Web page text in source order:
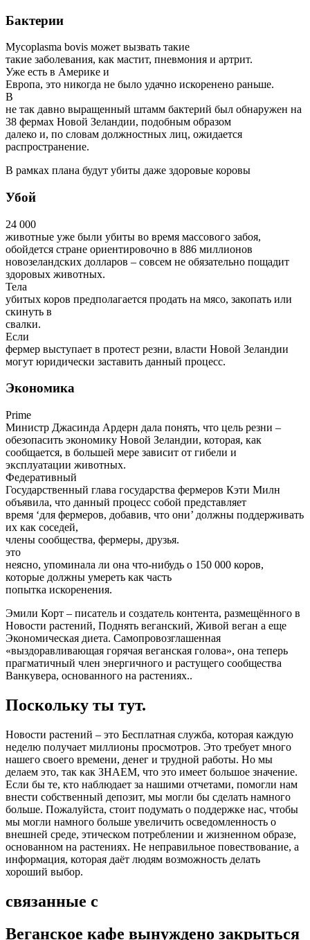
Бактерии
Mycoplasma bovis может вызвать такие
такие заболевания, как мастит, пневмония и артрит.
Уже есть в Америке и
Европа, это никогда не было удачно искоренено раньше.
В
не так давно выращенный штамм бактерий был обнаружен на
38 фермах Новой Зеландии, подобным образом
далеко и, по словам должностных лиц, ожидается
распространение.
В рамках плана будут убиты даже здоровые коровы
Убой
24 000
животные уже были убиты во время массового забоя,
обойдется стране ориентировочно в 886 миллионов
новозеландских долларов – совсем не обязательно пощадит
здоровых животных.
Тела
убитых коров предполагается продать на мясо, закопать или
скинуть в
свалки.
Если
фермер выступает в протест резни, власти Новой Зеландии
могут юридически заставить данный процесс.
Экономика
Prime
Министр Джасинда Ардерн дала понять, что цель резни –
обезопасить экономику Новой Зеландии, которая, как
сообщается, в большей мере зависит от гибели и
эксплуатации животных.
Федеративный
Государственный глава государства фермеров Кэти Милн
объявила, что данный процесс собой представляет
время ‘для фермеров, добавив, что они’ должны поддерживать
их как соседей,
члены сообщества, фермеры, друзья.
это
неясно, упоминала ли она что-нибудь о 150 000 коров,
которые должны умереть как часть
попытка искоренения.
Эмили Корт – писатель и создатель контента, размещённого в
Новости растений, Поднять веганский, Живой веган а еще
Экономическая диета. Самопровозглашенная
«выздоравливающая горячая веганская голова», она теперь
прагматичный член энергичного и растущего сообщества
Ванкувера, основанного на растениях..
Поскольку ты тут.
Новости растений – это Бесплатная служба, которая каждую
неделю получает миллионы просмотров. Это требует много
нашего своего времени, денег и трудной работы. Но мы
делаем это, так как ЗНАЕМ, что это имеет большое значение.
Если бы те, кто наблюдает за нашими отчетами, помогли нам
внести собственный депозит, мы могли бы сделать намного
больше. Пожалуйста, стоит подумать о поддержке нас, чтобы
мы могли намного больше увеличить осведомленность о
внешней среде, этическом потреблении и жизненном образе,
основанном на растениях. Не неправильное повествование, а
информация, которая даёт людям возможность делать
хороший выбор.
связанные с
Веганское кафе вынуждено закрыться